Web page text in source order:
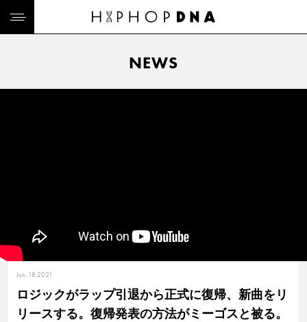
NEWS
Jun. 18 2021
ロジックがラップ引退から正式に復帰、新曲をリ
リースする。復帰発表の方法がミーゴスと被る。